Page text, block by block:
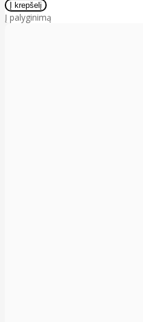
Į palyginimą